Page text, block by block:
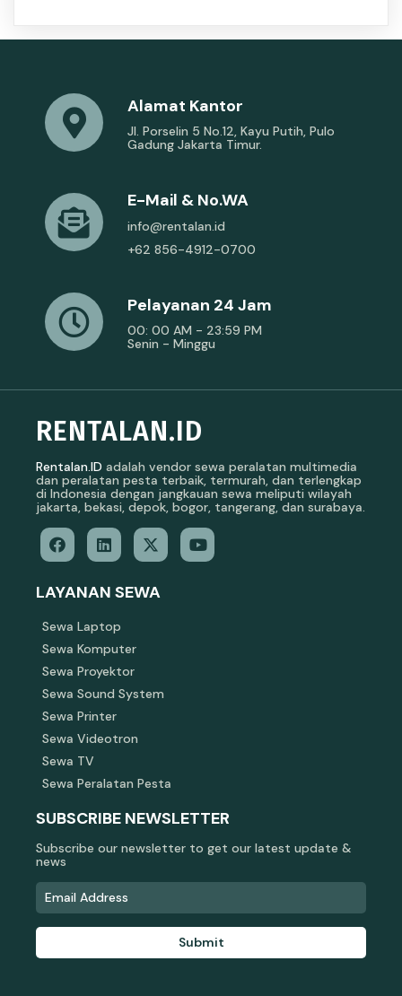
Alamat Kantor
Jl. Porselin 5 No.12, Kayu Putih, Pulo
Gadung Jakarta Timur.
E-Mail & No.WA
info@rentalan.id
+62 856-4912-0700
Pelayanan 24 Jam
00: 00 AM - 23:59 PM
Senin - Minggu
RENTALAN.ID
Rentalan.ID adalah vendor sewa peralatan multimedia
dan peralatan pesta terbaik, termurah, dan terlengkap
di Indonesia dengan jangkauan sewa meliputi wilayah
jakarta, bekasi, depok, bogor, tangerang, dan surabaya.
LAYANAN SEWA
Sewa Laptop
Sewa Komputer
Sewa Proyektor
Sewa Sound System
Sewa Printer
Sewa Videotron
Sewa TV
Sewa Peralatan Pesta
SUBSCRIBE NEWSLETTER
Subscribe our newsletter to get our latest update &
news
Submit